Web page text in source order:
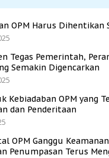
OPM Harus Dihentikan
Tegas Pemerintah,
Semakin Digencarkan
Kebiadaban OPM yang
dan Penderitaan
OPM Ganggu
Penumpasan Terus